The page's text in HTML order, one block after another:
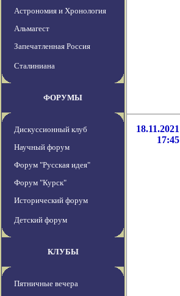
Астрономия и Хронология
Альмагест
Запечатленная Россия
Сталиниана
ФОРУМЫ
Дискуссионный клуб
Научный форум
Форум "Русская идея"
Форум "Курск"
Исторический форум
Детский форум
КЛУБЫ
Пятничные вечера
18.11.2021
17:45